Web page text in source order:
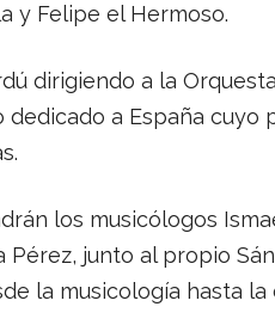
y Felipe el Hermoso.
dirigiendo a la
a España cuyo
los musicólogos
Pérez, junto al propio
la musicología hasta la